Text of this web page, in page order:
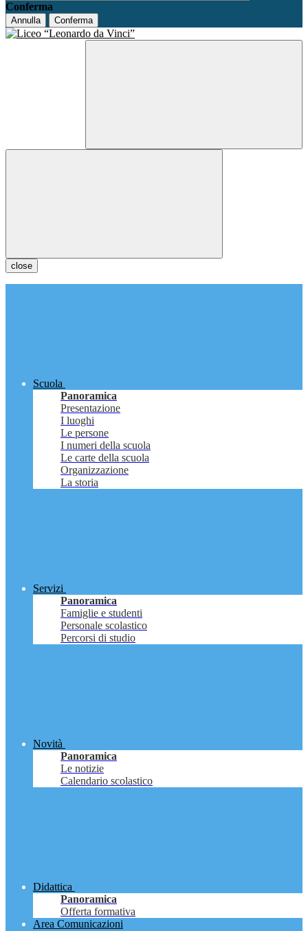
Conferma
Annulla Conferma
close
Scuola
Panoramica
Presentazione
I luoghi
Le persone
I numeri della scuola
Le carte della scuola
Organizzazione
La storia
Servizi
Panoramica
Famiglie e studenti
Personale scolastico
Percorsi di studio
Novità
Panoramica
Le notizie
Calendario scolastico
Didattica
Panoramica
Offerta formativa
Area Comunicazioni